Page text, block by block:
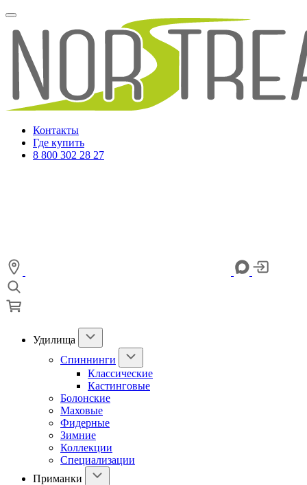
Контакты
Где купить
8 800 302 28 27
Удилища
Спиннинги
Классические
Кастинговые
Болонские
Маховые
Фидерные
Зимние
Коллекции
Специализации
Приманки